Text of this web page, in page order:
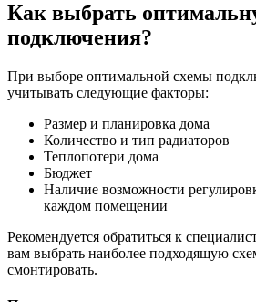
Как выбрать
подключения?
При выборе оптимальной схемы
учитывать следующие факторы:
Размер и планировка дома
Количество и тип радиаторов
Теплопотери дома
Бюджет
Наличие возможности
каждом помещении
Рекомендуется обратиться к
вам выбрать наиболее подходящую
смонтировать.